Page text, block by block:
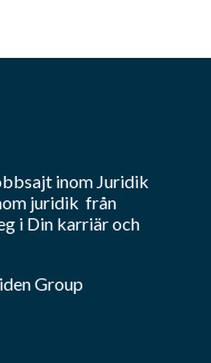
inom Juridik
juridik från
i Din karriär och
Group